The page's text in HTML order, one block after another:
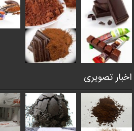
اخبار تصویری